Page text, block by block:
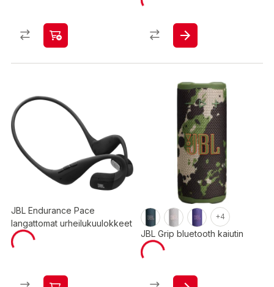
JBL Endurance Pace
langattomat urheilukuulokkeet
+4
JBL Grip bluetooth kaiutin